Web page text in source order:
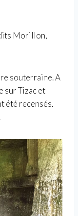
Morillon,
souterraine. A
sur Tizac et
été recensés.